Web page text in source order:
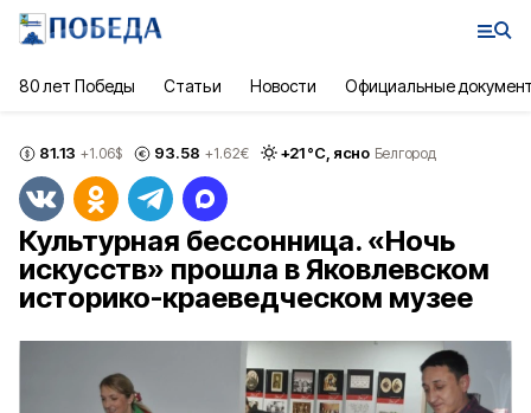
80 лет Победы Статьи Новости Официальные
81.13 +1.06$ 93.58 +1.62€ +21°С, ясно Белгород
Культурная бессонница. «Ночь
искусств» прошла в Яковлевском
историко-краеведческом музее